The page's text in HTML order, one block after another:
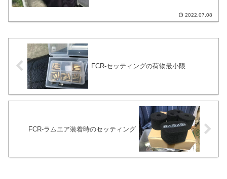
あるか、縫い目から雨が侵入している様
子だからです。ふとバイクシートを2重に
2022.07.08
FCR-セッティングの荷物最小限
FCR-ラムエア装着時のセッティング